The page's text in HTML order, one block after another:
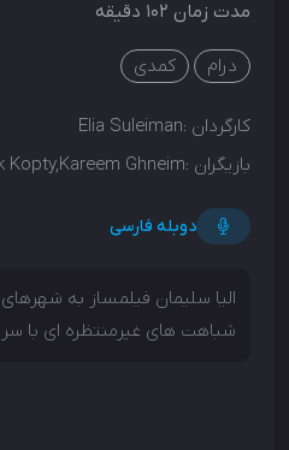
مدت زمان 102 دقیقه
درام کمدی
کارگردان :Elia Suleiman
بازیگران :Kopty,Kareem Ghneim
دوبله فارسی
الیا سلیمان فیلمساز به
شباهت های غیرمنتظره ای با